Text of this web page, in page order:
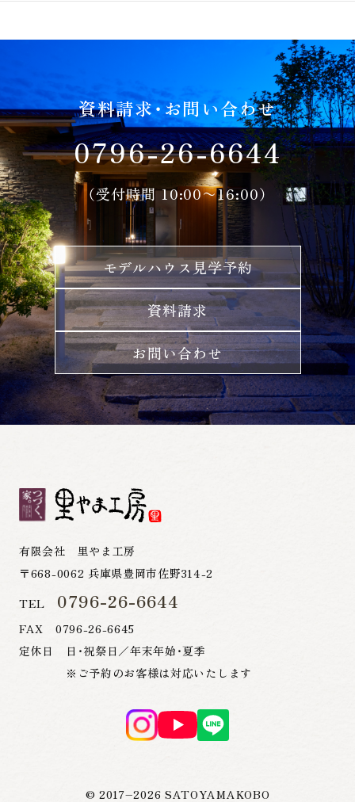
資料請求・お問い合わせ
0796-26-6644
（受付時間 10:00〜16:00）
モデルハウス見学予約
資料請求
お問い合わせ
有限会社 里やま工房
〒668-0062 兵庫県豊岡市佐野314-2
TEL 0796-26-6644
FAX 0796-26-6645
定休日 日・祝祭日／年末年始・夏季
※ご予約のお客様は対応いたします
© 2017–2026 SATOYAMAKOBO